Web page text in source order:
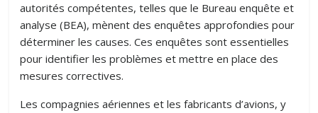
autorités compétentes, telles que le Bureau enquête et
analyse (BEA), mènent des enquêtes approfondies pour
déterminer les causes. Ces enquêtes sont essentielles
pour identifier les problèmes et mettre en place des
mesures correctives.
Les compagnies aériennes et les fabricants d’avions, y